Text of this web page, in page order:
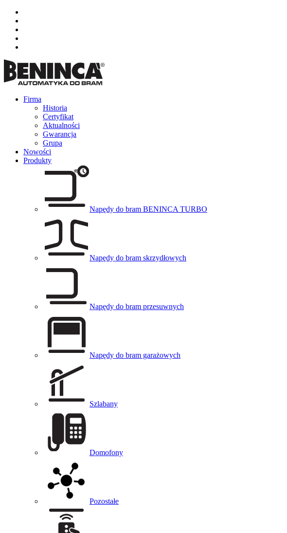
Firma
Historia
Certyfikat
Aktualności
Gwarancja
Grupa
Nowości
Produkty
Napędy do bram BENINCA TURBO
Napędy do bram skrzydłowych
Napędy do bram przesuwnych
Napędy do bram garażowych
Szlabany
Domofony
Pozostałe